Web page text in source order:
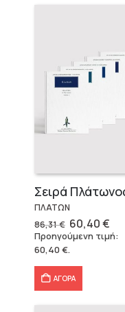
ΠΛΑΤΩΝ
86,31€ Original
price
was:
86,31 €.
60,40€Η
τιμή
Προηγούμενη τιμή:
60,40€.
ΑΓΟΡΑ